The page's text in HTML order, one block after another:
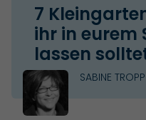
7
ihr in eurem
lassen
SABINE TROPP